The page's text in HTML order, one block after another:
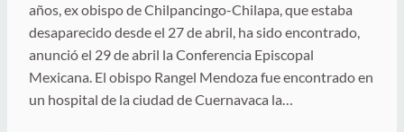
años, ex obispo de Chilpancingo-Chilapa, que estaba
desaparecido desde el 27 de abril, ha sido encontrado,
anunció el 29 de abril la Conferencia Episcopal
Mexicana. El obispo Rangel Mendoza fue encontrado en
un hospital de la ciudad de Cuernavaca la…